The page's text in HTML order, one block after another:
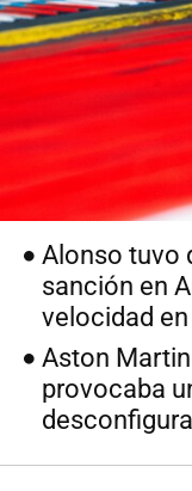
Alonso tuvo
sanción en
velocidad
Aston
provocaba